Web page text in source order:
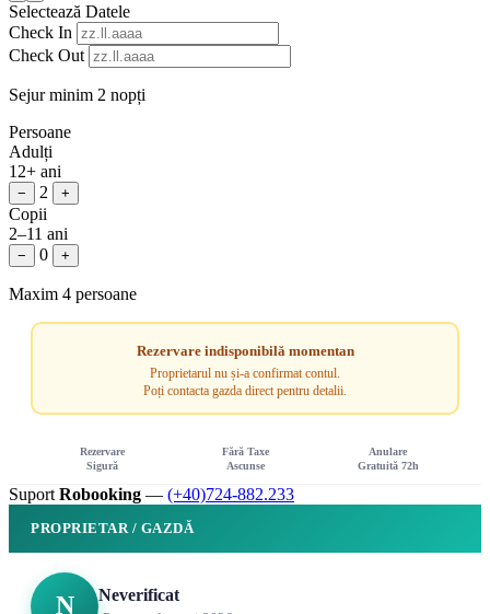
Selectează Datele
Check In
Check Out
Sejur minim 2 nopți
Persoane
Adulți
12+ ani
− 2 +
Copii
2–11 ani
− 0 +
Maxim 4 persoane
Rezervare indisponibilă momentan
Proprietarul nu și-a confirmat contul.
Poți contacta gazda direct pentru detalii.
Rezervare
Sigură
Fără Taxe
Ascunse
Anulare
Gratuită 72h
Suport Robooking — (+40)724-882.233
PROPRIETAR / GAZDĂ
N Neverificat